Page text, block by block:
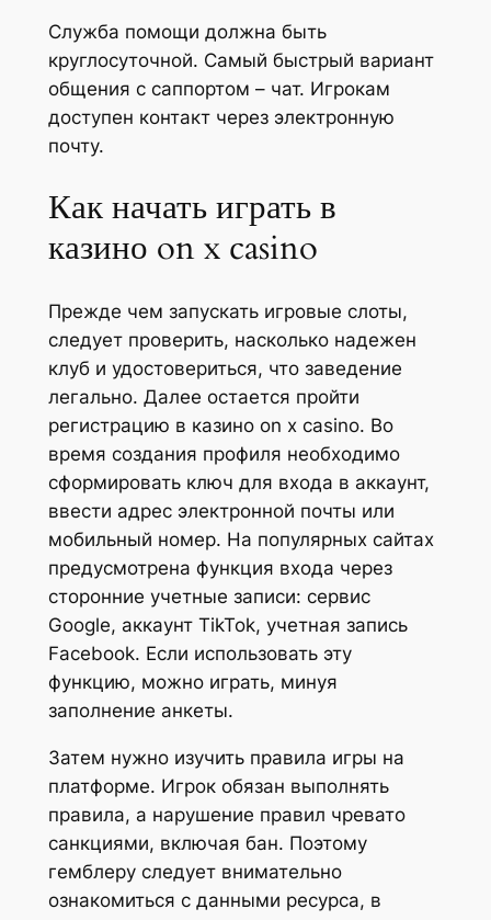
Служба помощи должна быть
круглосуточной. Самый быстрый вариант
общения с саппортом – чат. Игрокам
доступен контакт через электронную
почту.
Как начать играть в
казино on x casino
Прежде чем запускать игровые слоты,
следует проверить, насколько надежен
клуб и удостовериться, что заведение
легально. Далее остается пройти
регистрацию в казино on x casino. Во
время создания профиля необходимо
сформировать ключ для входа в аккаунт,
ввести адрес электронной почты или
мобильный номер. На популярных сайтах
предусмотрена функция входа через
сторонние учетные записи: сервис
Google, аккаунт TikTok, учетная запись
Facebook. Если использовать эту
функцию, можно играть, минуя
заполнение анкеты.
Затем нужно изучить правила игры на
платформе. Игрок обязан выполнять
правила, а нарушение правил чревато
санкциями, включая бан. Поэтому
гемблеру следует внимательно
ознакомиться с данными ресурса, в